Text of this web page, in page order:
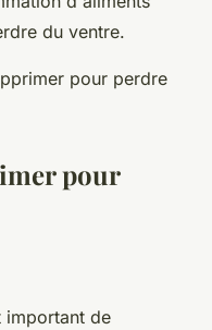
du ventre.
pour
important de